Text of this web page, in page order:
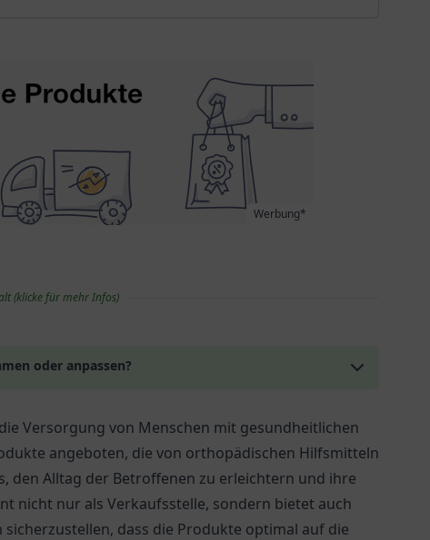
Werbung*
(klicke für mehr Infos)
oder anpassen?
Versorgung von Menschen mit gesundheitlichen
angeboten, die von orthopädischen Hilfsmitteln
den Alltag der Betroffenen zu erleichtern und ihre
nicht nur als Verkaufsstelle, sondern bietet auch
dass die Produkte optimal auf die